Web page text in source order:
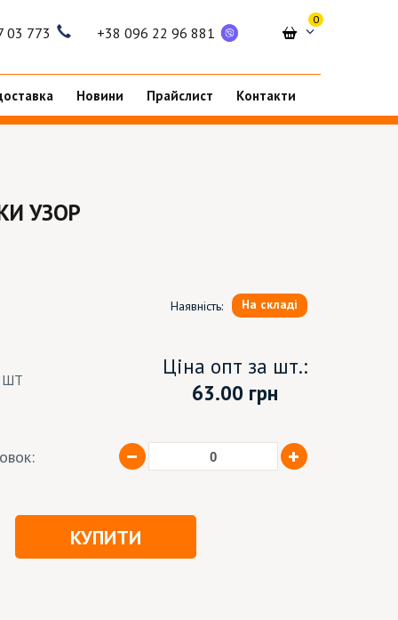
03 773 +38 096 22 96 881
0
Новини Прайслист Контакти
УЗОР
Наявність: На складі
ШТ
Ціна опт за шт.:
63.00 грн
КУПИТИ